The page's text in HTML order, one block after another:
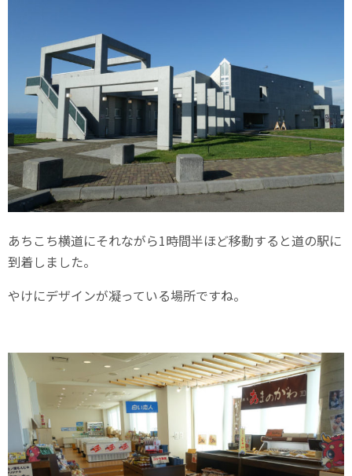
あちこち横道にそれながら1時間半ほど移動すると道の駅に
到着しました。
やけにデザインが凝っている場所ですね。